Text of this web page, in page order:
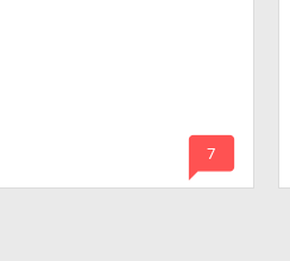
mode_comment
7